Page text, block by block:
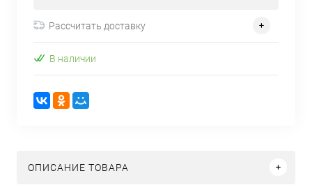
Рассчитать доставку
В наличии
ОПИСАНИЕ ТОВАРА